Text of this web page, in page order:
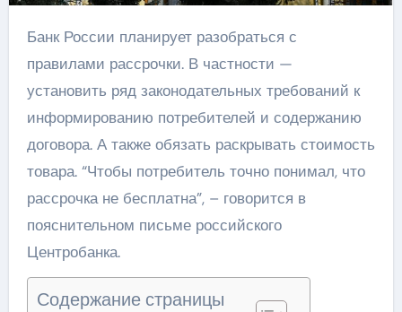
Банк России планирует разобраться с
правилами рассрочки. В частности —
установить ряд законодательных требований к
информированию потребителей и содержанию
договора. А также обязать раскрывать стоимость
товара. “Чтобы потребитель точно понимал, что
рассрочка не бесплатна”, – говорится в
пояснительном письме российского
Центробанка.
Содержание страницы